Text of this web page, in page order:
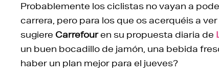
Probablemente los ciclistas no vayan a
carrera, pero para los que os acerquéis a
sugiere Carrefouren su propuesta diaria de
un buen bocadillo de jamón, una bebida
haber un plan mejor para el jueves?